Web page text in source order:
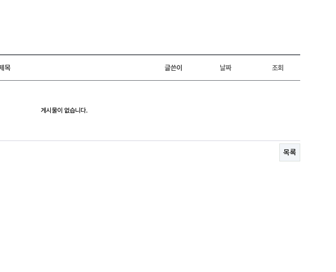
목 글쓴이 날짜 조회
게시물이 없습니다.
목록